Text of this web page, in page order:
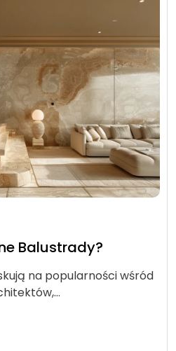
Balustrady?
na popularności wśród